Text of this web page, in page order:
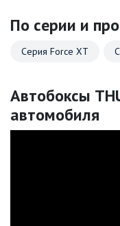
По серии и
Серия Force XT
Автобоксы
автомобиля